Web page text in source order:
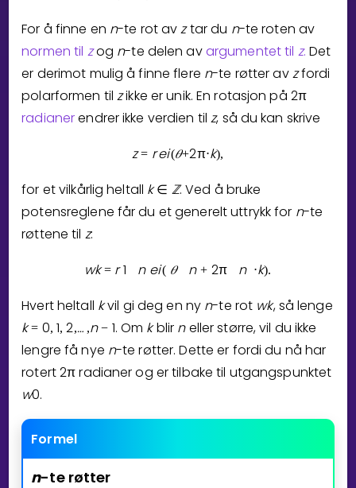
For å finne en n-te rot avztar du n-te roten av
normen til zog n-te delen avargumentet til z. Det
er derimot mulig å finne flere n-te røtter avzfordi
polarformen tilzikke er unik. En rotasjon på 2π
radianerendrer ikke verdien tilz, så du kan skrive
z = rei(𝜃+2π⋅k),
for et vilkårlig heltall k ∈ ℤ. Ved å bruke
potensreglene får du et generelt uttrykk for n-te
røttene til z:
wk = r 1 n ei( 𝜃 n + 2π n ⋅k).
Hvert heltall kvil gi deg en ny n-te rot wk, så lenge
k = 0, 1, 2,…⁡ ,n − 1. Om kblir neller større, vil du ikke
lengre få nye n-te røtter. Dette er fordi du nå har
rotert2πradianer og er tilbake til utgangspunktet
w0.
Formel
n-te røtter